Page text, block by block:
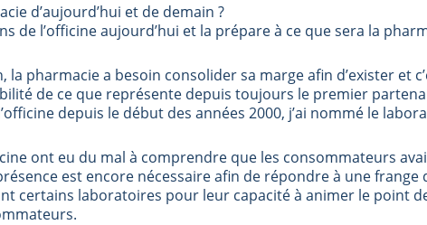
d’aujourd’hui et de demain ?
de l’officine aujourd’hui et la prépare à ce que sera la
pharmacie a besoin consolider sa marge afin d’exister et
de ce que représente depuis toujours le premier
depuis le début des années 2000, j’ai nommé le
ont eu du mal à comprendre que les consommateurs
est encore nécessaire afin de répondre à une frange
certains laboratoires pour leur capacité à animer le point